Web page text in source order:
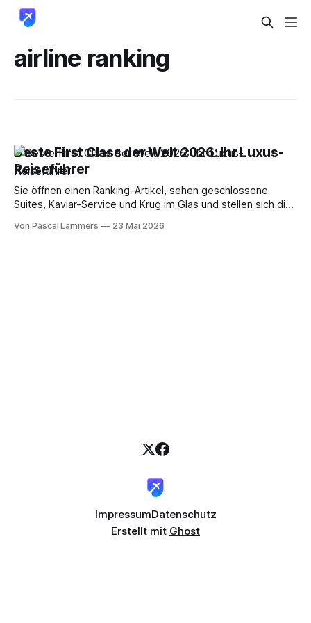
airline ranking
Beste First Class der Welt 2026: Ihr Luxus-
Reiseführer
Sie öffnen einen Ranking-Artikel, sehen geschlossene
Suites, Kaviar-Service und Krug im Glas und stellen sich die
nur schöne Werbung für Menschen mit sehr viel Geld? An
Von Pascal Lammers 23 Mai 2026
ImpressumDatenschutz
Erstellt mit Ghost